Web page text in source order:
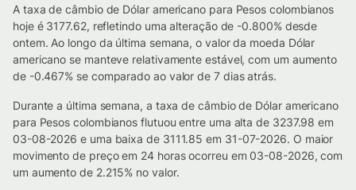
A taxa de câmbio de Dólar americano para Pesos colombianos
hoje é 3177.62, refletindo uma alteração de -0.800% desde
ontem. Ao longo da última semana, o valor da moeda Dólar
americano se manteve relativamente estável, com um aumento
de -0.467% se comparado ao valor de 7 dias atrás.
Durante a última semana, a taxa de câmbio de Dólar americano
para Pesos colombianos flutuou entre uma alta de 3237.98 em
03-08-2026 e uma baixa de 3111.85 em 31-07-2026. O maior
movimento de preço em 24 horas ocorreu em 03-08-2026, com
um aumento de 2.215% no valor.